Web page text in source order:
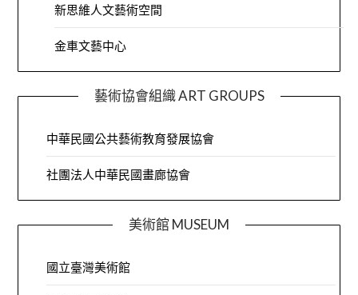
新思維人文藝術空間
金車文藝中心
藝術協會組織 ART GROUPS
中華民國公共藝術教育發展協會
社團法人中華民國畫廊協會
美術館 MUSEUM
國立臺灣美術館